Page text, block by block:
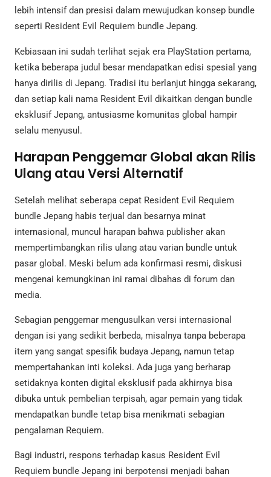
lebih intensif dan presisi dalam mewujudkan konsep bundle
seperti Resident Evil Requiem bundle Jepang.
Kebiasaan ini sudah terlihat sejak era PlayStation pertama,
ketika beberapa judul besar mendapatkan edisi spesial yang
hanya dirilis di Jepang. Tradisi itu berlanjut hingga sekarang,
dan setiap kali nama Resident Evil dikaitkan dengan bundle
eksklusif Jepang, antusiasme komunitas global hampir
selalu menyusul.
Harapan Penggemar Global akan Rilis
Ulang atau Versi Alternatif
Setelah melihat seberapa cepat Resident Evil Requiem
bundle Jepang habis terjual dan besarnya minat
internasional, muncul harapan bahwa publisher akan
mempertimbangkan rilis ulang atau varian bundle untuk
pasar global. Meski belum ada konfirmasi resmi, diskusi
mengenai kemungkinan ini ramai dibahas di forum dan
media.
Sebagian penggemar mengusulkan versi internasional
dengan isi yang sedikit berbeda, misalnya tanpa beberapa
item yang sangat spesifik budaya Jepang, namun tetap
mempertahankan inti koleksi. Ada juga yang berharap
setidaknya konten digital eksklusif pada akhirnya bisa
dibuka untuk pembelian terpisah, agar pemain yang tidak
mendapatkan bundle tetap bisa menikmati sebagian
pengalaman Requiem.
Bagi industri, respons terhadap kasus Resident Evil
Requiem bundle Jepang ini berpotensi menjadi bahan